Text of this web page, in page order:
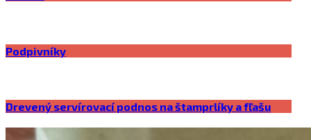
Podpivníky
Drevený servírovací podnos na štamprlíky a fľašu